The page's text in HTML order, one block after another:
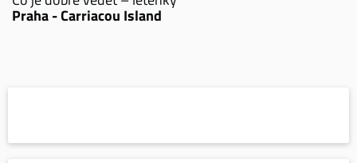
Praha - Carriacou Island